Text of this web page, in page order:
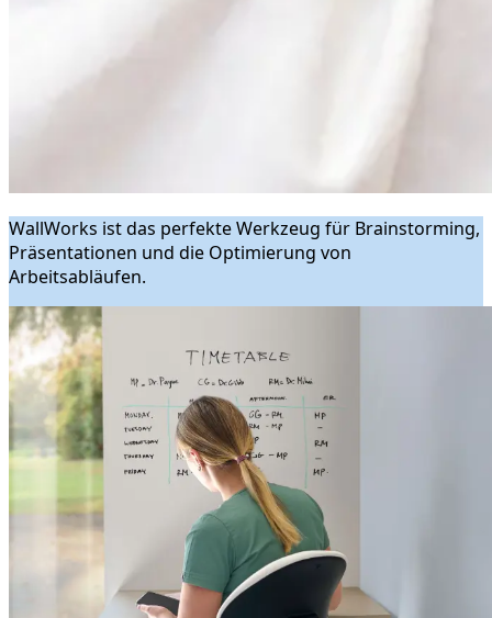
WallWorks ist das perfekte Werkzeug für Brainstorming,
Präsentationen und die Optimierung von
Arbeitsabläufen.